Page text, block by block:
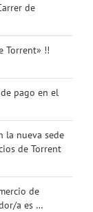
de
Torrent» !!
pago en el
la nueva sede
de Torrent
de
a es …